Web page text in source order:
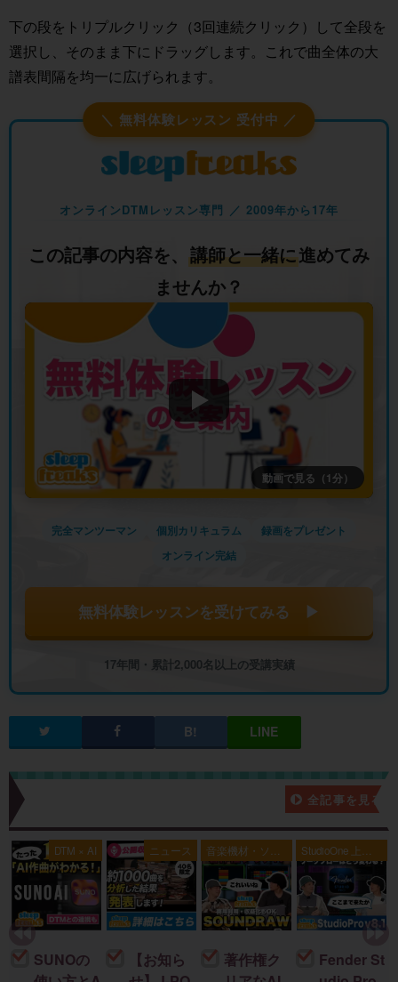
下の段をトリプルクリック（3回連続クリック）して全段を
選択し、そのまま下にドラッグします。これで曲全体の大
譜表間隔を均一に広げられます。
＼ 無料体験レッスン 受付中 ／
オンラインDTMレッスン専門 ／ 2009年から17年
この記事の内容を、 講師と一緒に進めてみ
ませんか？
動画で見る（1分）
完全マンツーマン 個別カリキュラム
録画をプレゼント
オンライン完結
無料体験レッスンを受けてみる ▶
17年間・累計2,000名以上の受講実績
新着記事一覧 全記事を見る
DTM × AI
SUNOの
ニュース
【お知ら
音楽機材・ソフ
ト
著作権ク
StudioOne 上級
者編
Fender St